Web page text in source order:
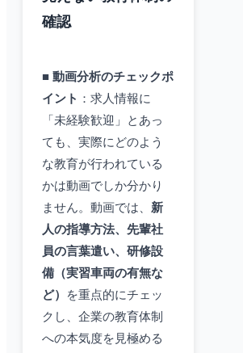
確認
■ 動画分析のチェックポ
イント ：求人情報に
「未経験歓迎」とあっ
ても、実際にどのよう
な教育が行われている
かは動画でしか分かり
ません。動画では、 新
人の指導方法、先輩社
員の言葉遣い、研修設
備（実習車両の有無な
ど）
を重点的にチェッ
クし、企業の教育体制
への本気度を見極める